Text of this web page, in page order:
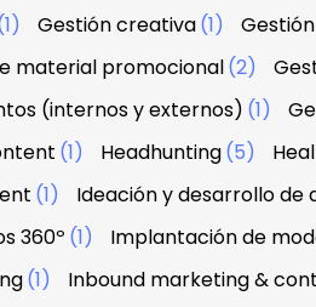
Gestión creativa(1)
material promocional(2)
(internos y externos) (1)
(1) Headhunting(5)
(1) Ideación y desarrollo de
360º (1) Implantación de
(1) Inbound marketing &